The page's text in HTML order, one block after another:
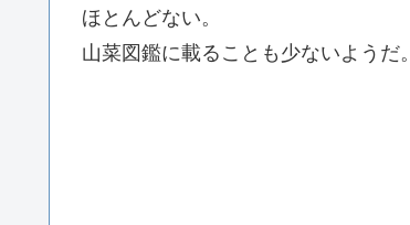
ほとんどない。
山菜図鑑に載ることも少ないようだ。